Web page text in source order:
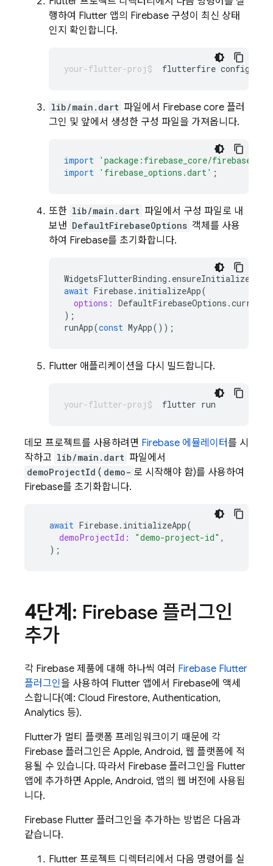
행하여 Flutter 앱의 Firebase 구성이 최신 상태
인지 확인합니다.
flutterfire
lib/main.dart 파일에서 Firebase core 플러
그인 및 앞에서 생성한 구성 파일을 가져옵니다.
import 'package:firebase_core/
import 'firebase_options.dart' ;
또한 lib/main.dart 파일에서 구성 파일로 내
보낸 DefaultFirebaseOptions 객체를 사용
하여 Firebase를 초기화합니다.
WidgetsFlutterBinding . ensureInitialized
await Firebase. initializeApp(
options: DefaultFirebaseOptions .
);
runApp(const MyApp());
Flutter 애플리케이션을 다시 빌드합니다.
flutter
데모 프로젝트를 사용하려면 Firebase 에뮬레이터를 시
작하고 lib/main.dart 파일에서
demoProjectId ( demo- 로 시작해야 함)를 사용하여
Firebase를 초기화합니다.
await Firebase. initializeApp(
demoProjectId:
"demo-project-id" ,
);
4단계 : Firebase 플러그인
추가
각 Firebase 제품에 대해 하나씩 여러 Firebase Flutter
플러그인을 사용하여 Flutter 앱에서 Firebase에 액세
스합니다(예: Cloud Firestore, Authentication,
Analytics 등).
Flutter가 멀티 플랫폼 프레임워크이기 때문에 각
Firebase 플러그인은 Apple, Android, 웹 플랫폼에 적
용될 수 있습니다. 따라서 Firebase 플러그인을 Flutter
앱에 추가하면 Apple, Android, 앱의 웹 버전에 사용됩
니다.
Firebase Flutter 플러그인을 추가하는 방법은 다음과
같습니다.
Flutter 프로젝트 디렉터리에서 다음 명령어를 실